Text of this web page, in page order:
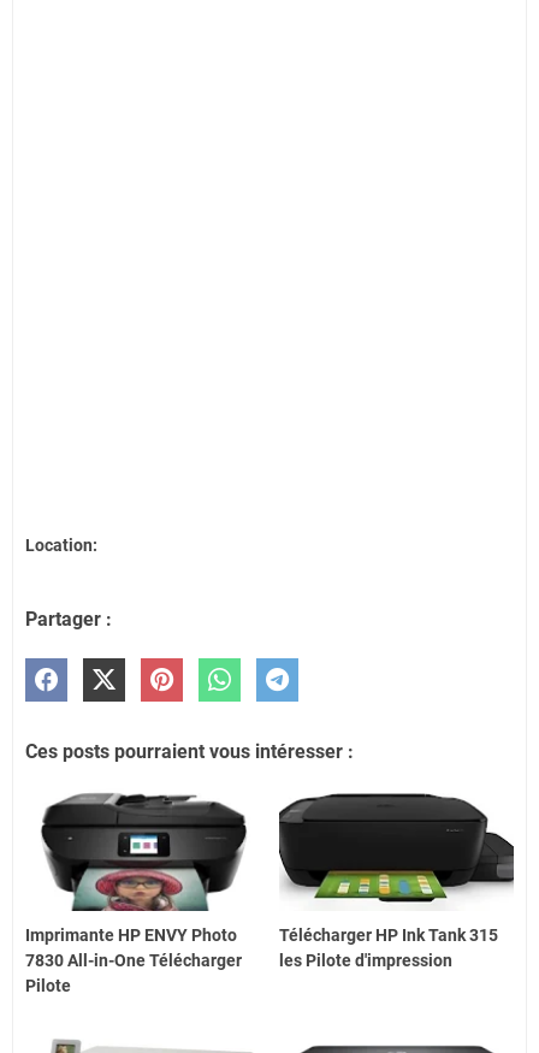
Location:
Partager :
Ces posts pourraient vous intéresser :
Imprimante HP ENVY Photo
7830 All-in-One Télécharger
Pilote
Télécharger HP Ink Tank 315
les Pilote d'impression